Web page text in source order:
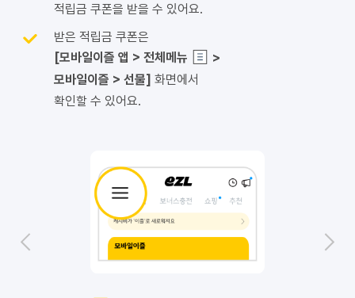
적립금 쿠폰을 받을 수 있어요.
받은 적립금 쿠폰은
[모바일이즐 앱 > 전체메뉴
>
모바일이즐 > 선물] 화면에서
확인할 수 있어요.